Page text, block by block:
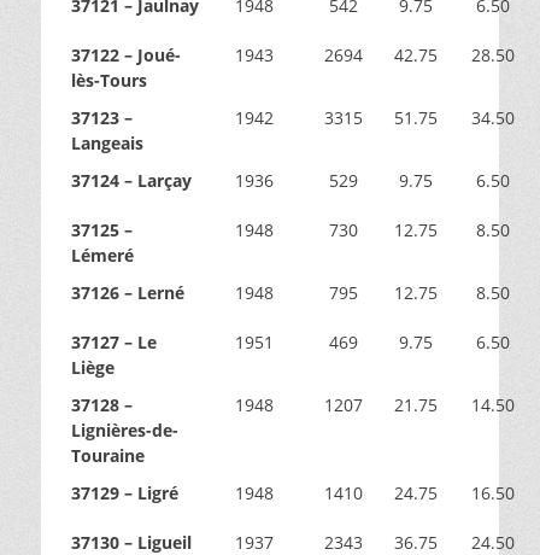
37121 – Jaulnay 1948 542 9.75 6.50
37122 – Joué-
lès-Tours
1943 2694 42.75 28.50
37123 –
Langeais
1942 3315 51.75 34.50
37124 – Larçay 1936 529 9.75 6.50
37125 –
Lémeré
1948 730 12.75 8.50
37126 – Lerné 1948 795 12.75 8.50
37127 – Le
Liège
1951 469 9.75 6.50
37128 –
Lignières-de-
Touraine
1948 1207 21.75 14.50
37129 – Ligré 1948 1410 24.75 16.50
37130 – Ligueil 1937 2343 36.75 24.50